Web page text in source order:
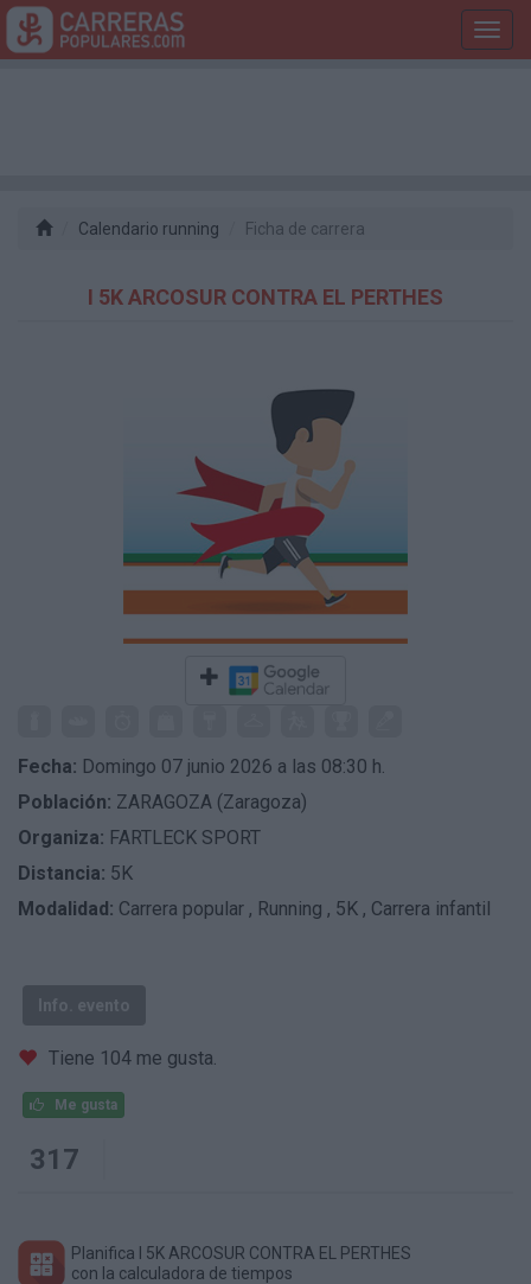
Calendario running Ficha de carrera
I 5K ARCOSUR CONTRA EL PERTHES
Fecha: Domingo 07 junio 2026 a las 08:30 h.
Población: ZARAGOZA (Zaragoza)
Organiza: FARTLECK SPORT
Distancia: 5K
Modalidad: Carrera popular , Running , 5K , Carrera infantil
Info. evento
Tiene 104 me gusta.
Me gusta
317
Planifica I 5K ARCOSUR CONTRA EL PERTHES
con la calculadora de tiempos